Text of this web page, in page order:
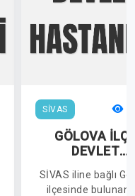
SİVAS
GÖLOVA
DEVLET
SİVAS iline bağlı
ilçesinde bulunan